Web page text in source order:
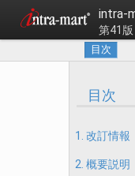
intra-
第41
目次
目次
1. 改訂情報
2. 概要説明